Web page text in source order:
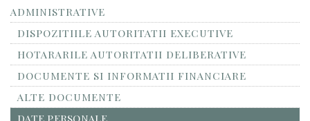
ADMINISTRATIVE
DISPOZITIILE AUTORITATII EXECUTIVE
HOTARARILE AUTORITATII DELIBERATIVE
DOCUMENTE SI INFORMATII FINANCIARE
ALTE DOCUMENTE
DATE PERSONALE